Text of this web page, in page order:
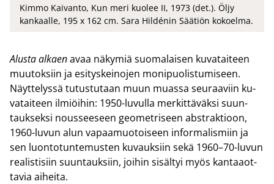
Kimmo Kaivanto, Kun meri kuolee II, 1973 (det.). Öljy
kankaalle, 195 x 162 cm. Sara Hildénin Säätiön kokoelma.
Alus­ta al­kaenavaa nä­ky­miä suo­ma­lai­sen ku­va­tai­teen
muu­tok­siin ja esi­tys­kei­no­jen mo­ni­puo­lis­tu­mi­seen.
Näyt­te­lys­sä tu­tus­tu­taan muun muas­sa seu­raa­viin ku­
va­tai­teen il­miöi­hin: 1950-​luvulla mer­kit­tä­väk­si suun­
tauk­sek­si nous­see­seen geo­met­ri­seen ab­strak­tioon,
1960-​luvun alun va­paa­muo­toi­seen in­for­ma­lis­miin ja
sen luon­to­tun­te­mus­ten ku­vauk­siin sekä 1960–70-​luvun
rea­lis­ti­siin suun­tauk­siin, joi­hin si­säl­tyi myös kan­taa­ot­
ta­via ai­hei­ta.